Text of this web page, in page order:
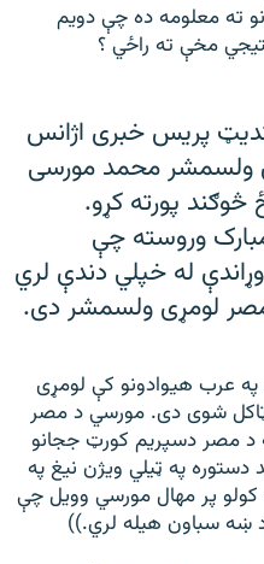
ته معلومه ده چې دويم
مخې ته راځي ؟
پریس خبری اژانس
ولسمشر محمد مورسی
څوګند پورته کړو.
وروسته چې
له خپلي دندې لري
لومړی ولسمشر دی.
عرب هيوادونو کې لومړی
شوی دی. مورسي د مصر
مصر دسپريم کورټ ججانو
په ټيلي ویژن نيغ په
پر مهال مورسي وويل چې
ښه سباون هيله لري.))